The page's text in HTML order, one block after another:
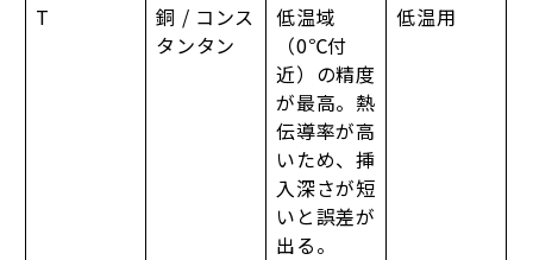
T
銅 / コンス
タンタン
低温域
（0℃付
近）の精度
が最高。熱
伝導率が高
いため、挿
入深さが短
いと誤差が
出る。
低温用